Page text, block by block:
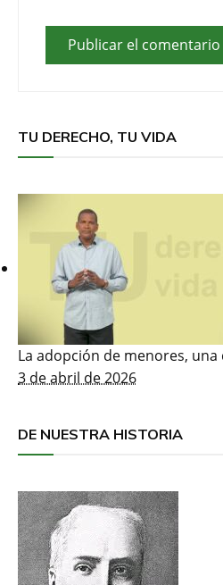
TU DERECHO, TU VIDA
La adopción de menores,
3 de abril de 2026
DE NUESTRA HISTORIA